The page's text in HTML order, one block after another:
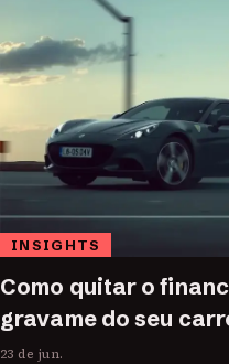
INSIGHTS
Como quitar o
gravame do seu
23 de jun.